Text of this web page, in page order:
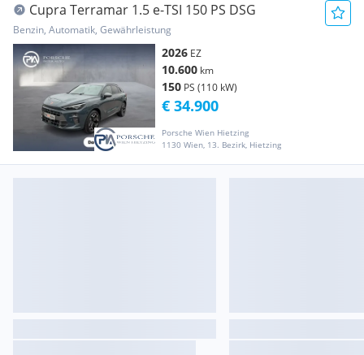
Cupra Terramar 1.5 e-TSI 150 PS DSG
Benzin, Automatik, Gewährleistung
2026 EZ
10.600 km
150 PS (110 kW)
Porsche Wien Hietzing
1130 Wien, 13. Bezirk, Hietzing
€ 34.900